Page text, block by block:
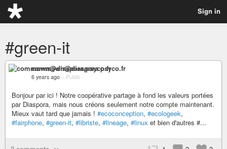
Sign in
#green-it
commown@diaspora.psyco.fr
6 years ago – Public
Bonjour par ici ! Notre coopérative partage à fond les valeurs portées
par Diaspora, mais nous créons seulement notre compte maintenant.
Mieux vaut tard que jamais ! #ecoconception, #ecologeek,
#fairphone, #green-it, #libriste, #lineage, #linux et bien d'autres #...